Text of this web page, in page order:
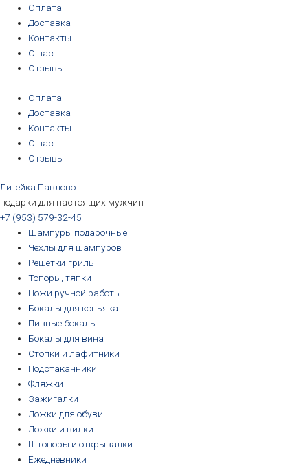
Перейти
содержимому
Оплата
Доставка
Контакты
О нас
Отзывы
Оплата
Доставка
Контакты
О нас
Отзывы
Литейка Павлово
подарки для настоящих мужчин
+7 (953) 579-32-45
Шампуры подарочные
Чехлы для шампуров
Решетки-гриль
Топоры, тяпки
Ножи ручной работы
Бокалы для коньяка
Пивные бокалы
Бокалы для вина
Стопки и лафитники
Подстаканники
Фляжки
Зажигалки
Ложки для обуви
Ложки и вилки
Штопоры и открывалки
Ежедневники
Количество
товара
Шампуры
"Охота"